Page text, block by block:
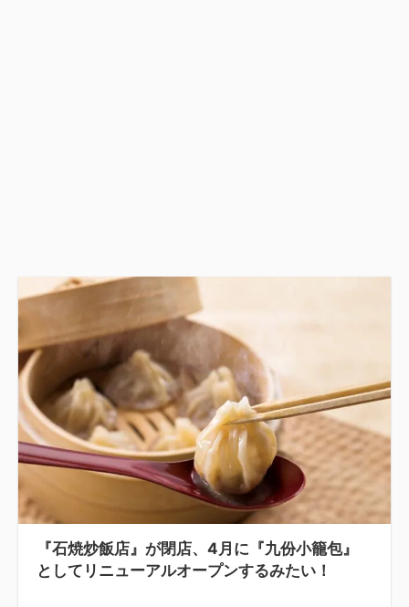
『石焼炒飯店』が閉店、4月に『九份小籠包』
としてリニューアルオープンするみたい！